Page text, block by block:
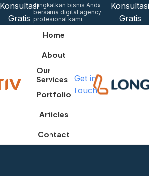
Konsultasi
Gratis
Tingkatkan bisnis Anda
bersama digital agency
profesional kami
Konsultasi
Gratis
Home
About
Our
Services
Portfolio
Articles
Contact
Get in
Touch